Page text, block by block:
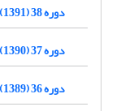
دوره 38 (1391)
دوره 37 (1390)
دوره 36 (1389)